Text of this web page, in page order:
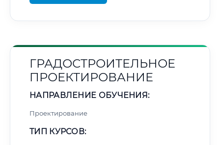
ГРАДОСТРОИТЕЛЬНОЕ
ПРОЕКТИРОВАНИЕ
НАПРАВЛЕНИЕ ОБУЧЕНИЯ:
Проектирование
ТИП КУРСОВ: